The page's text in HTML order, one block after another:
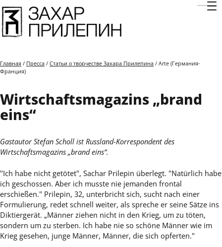
Главная / Пресса / Статьи о творчестве Захара Прилепина / Arte (Германия-
Франция)
Wirtschaftsmagazins „brand
eins“
Gastautor Stefan Scholl ist Russland-Korrespondent des
Wirtschaftsmagazins „brand eins“.
"Ich habe nicht getötet", Sachar Prilepin überlegt. "Natürlich habe
ich geschossen. Aber ich musste nie jemanden frontal
erschießen." Prilepin, 32, unterbricht sich, sucht nach einer
Formulierung, redet schnell weiter, als spreche er seine Sätze ins
Diktiergerät. „Männer ziehen nicht in den Krieg, um zu töten,
sondern um zu sterben. Ich habe nie so schöne Männer wie im
Krieg gesehen, junge Männer, Männer, die sich opferten."